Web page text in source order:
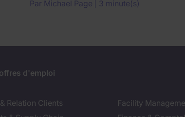
Par Michael Page 3 minute(s)
d'emploi
Relation Clients
Facility